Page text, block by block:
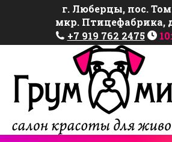
г. Люберцы, пос.
мкр. Птицефабрика,
+7 919 762 2475